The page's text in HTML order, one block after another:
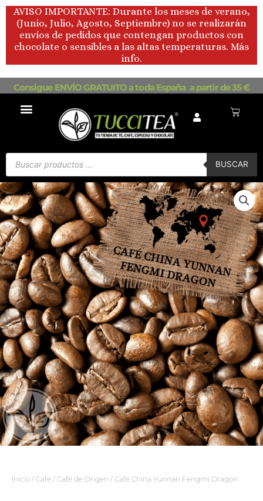
contenido
AVISO IMPORTANTE: Durante los meses de verano,
(Junio, Julio, Agosto, Septiembre) no se realizarán
envíos de pedidos que contengan productos con
chocolate o sensibles a las altas temperaturas. Más
info.
Consigue ENVÍO GRATUITO a toda España a partir de 35 €
Carrito
Búsqueda
productos
BUSCAR
Inicio / Café / Café de Origen / Café China Yunnan Fengmi Dragon